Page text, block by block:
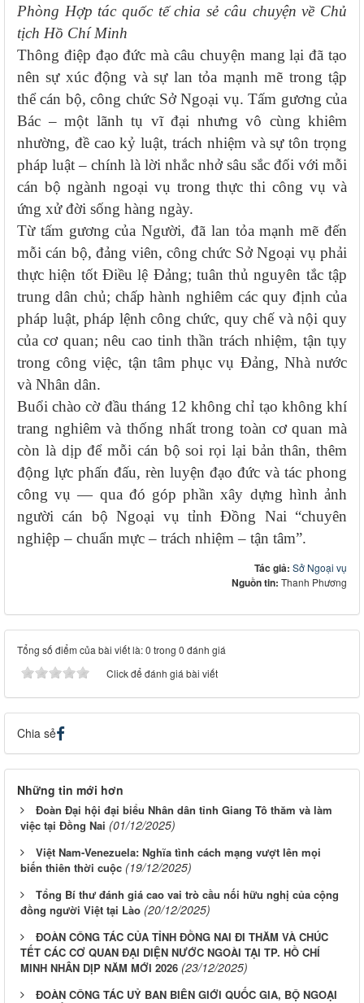
Phòng Hợp tác quốc tế chia sẻ câu chuyện về Chủ
tịch Hồ Chí Minh
Thông điệp đạo đức mà câu chuyện mang lại đã tạo
nên sự xúc động và sự lan tỏa mạnh mẽ trong tập
thể cán bộ, công chức Sở Ngoại vụ. Tấm gương của
Bác – một lãnh tụ vĩ đại nhưng vô cùng khiêm
nhường, đề cao kỷ luật, trách nhiệm và sự tôn trọng
pháp luật – chính là lời nhắc nhở sâu sắc đối với mỗi
cán bộ ngành ngoại vụ trong thực thi công vụ và
ứng xử đời sống hàng ngày.
Từ tấm gương của Người, đã lan tỏa mạnh mẽ đến
mỗi cán bộ, đảng viên, công chức Sở Ngoại vụ phải
thực hiện tốt Điều lệ Đảng; tuân thủ nguyên tắc tập
trung dân chủ; chấp hành nghiêm các quy định của
pháp luật, pháp lệnh công chức, quy chế và nội quy
của cơ quan; nêu cao tinh thần trách nhiệm, tận tụy
trong công việc, tận tâm phục vụ Đảng, Nhà nước
và Nhân dân.
Buổi chào cờ đầu tháng 12 không chỉ tạo không khí
trang nghiêm và thống nhất trong toàn cơ quan mà
còn là dịp để mỗi cán bộ soi rọi lại bản thân, thêm
động lực phấn đấu, rèn luyện đạo đức và tác phong
công vụ — qua đó góp phần xây dựng hình ảnh
người cán bộ Ngoại vụ tỉnh Đồng Nai “chuyên
nghiệp – chuẩn mực – trách nhiệm – tận tâm”.
Tác giả: Sở Ngoại vụ
Nguồn tin: Thanh Phương
Tổng số điểm của bài viết là: 0 trong 0 đánh giá
Click để đánh giá bài viết
Chia sẻ
Những tin mới hơn
Đoàn Đại hội đại biểu Nhân dân tỉnh Giang Tô thăm và làm
việc tại Đồng Nai (01/12/2025)
Việt Nam-Venezuela: Nghĩa tình cách mạng vượt lên mọi
biến thiên thời cuộc (19/12/2025)
Tổng Bí thư đánh giá cao vai trò cầu nối hữu nghị của cộng
đồng người Việt tại Lào (20/12/2025)
ĐOÀN CÔNG TÁC CỦA TỈNH ĐỒNG NAI ĐI THĂM VÀ CHÚC
TẾT CÁC CƠ QUAN ĐẠI DIỆN NƯỚC NGOÀI TẠI TP. HỒ CHÍ
MINH NHÂN DỊP NĂM MỚI 2026 (23/12/2025)
ĐOÀN CÔNG TÁC UỶ BAN BIÊN GIỚI QUỐC GIA, BỘ NGOẠI